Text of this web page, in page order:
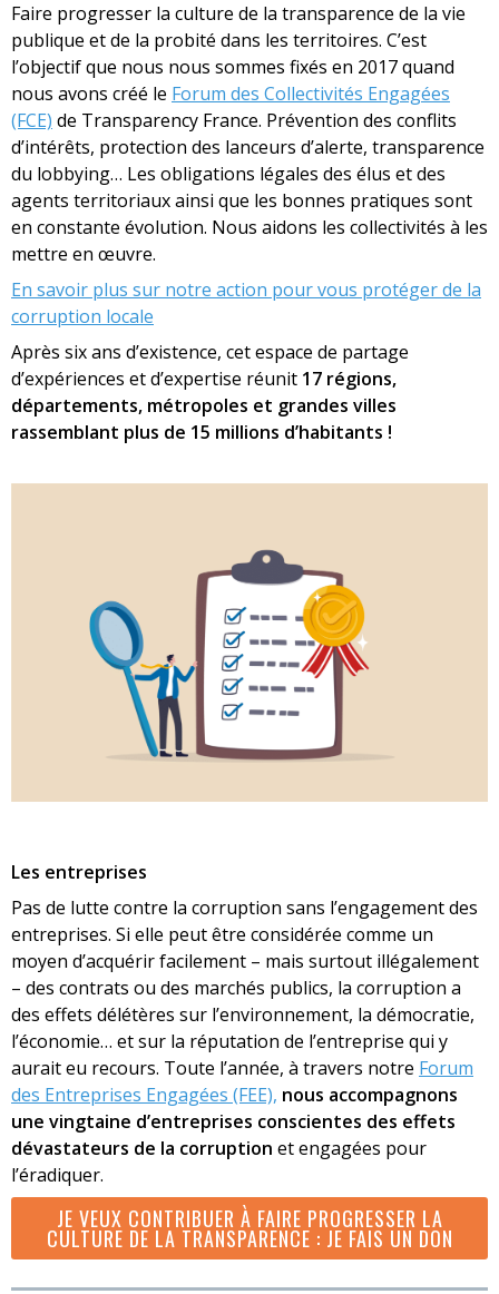
Faire progresser la culture de la transparence de la vie
publique et de la probité dans les territoires. C’est
l’objectif que nous nous sommes fixés en 2017 quand
nous avons créé le Forum des Collectivités Engagées
(FCE) de Transparency France. Prévention des conflits
d’intérêts, protection des lanceurs d’alerte, transparence
du lobbying… Les obligations légales des élus et des
agents territoriaux ainsi que les bonnes pratiques sont
en constante évolution. Nous aidons les collectivités à les
mettre en œuvre.
En savoir plus sur notre action pour vous protéger de la
corruption locale
Après six ans d’existence, cet espace de partage
d’expériences et d’expertise réunit 17 régions,
départements, métropoles et grandes villes
rassemblant plus de 15 millions d’habitants !
Les entreprises
Pas de lutte contre la corruption sans l’engagement des
entreprises. Si elle peut être considérée comme un
moyen d’acquérir facilement – mais surtout illégalement
– des contrats ou des marchés publics, la corruption a
des effets délétères sur l’environnement, la démocratie,
l’économie… et sur la réputation de l’entreprise qui y
aurait eu recours. Toute l’année, à travers notre Forum
des Entreprises Engagées (FEE), nous accompagnons
une vingtaine d’entreprises conscientes des effets
dévastateurs de la corruption et engagées pour
l’éradiquer.
JE VEUX CONTRIBUER À FAIRE PROGRESSER LA
CULTURE DE LA TRANSPARENCE : JE FAIS UN DON